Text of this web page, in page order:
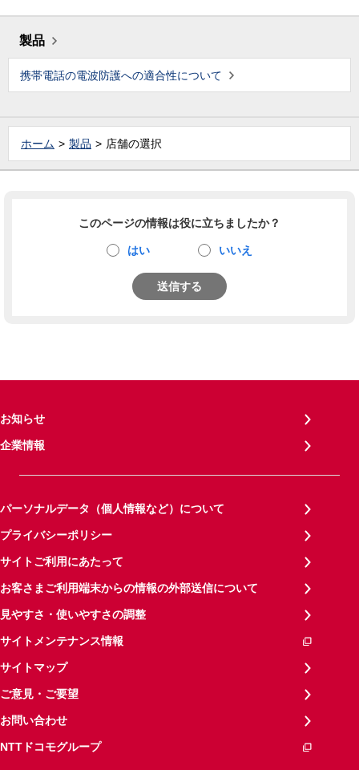
製品
携帯電話の電波防護への適合性について
ホーム 製品 店舗の選択
このページの情報は役に立ちましたか？
はい いいえ
送信する
お知らせ
企業情報
パーソナルデータ（個人情報など）について
プライバシーポリシー
サイトご利用にあたって
お客さまご利用端末からの情報の外部送信について
見やすさ・使いやすさの調整
サイトメンテナンス情報
サイトマップ
ご意見・ご要望
お問い合わせ
NTTドコモグループ